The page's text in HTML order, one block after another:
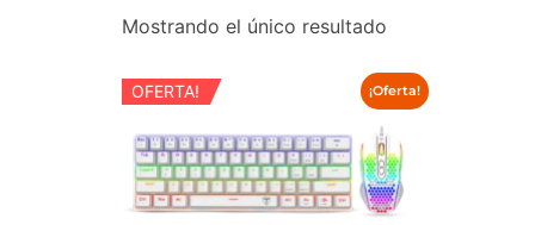
Mostrando el único resultado
¡Oferta!
OFERTA!